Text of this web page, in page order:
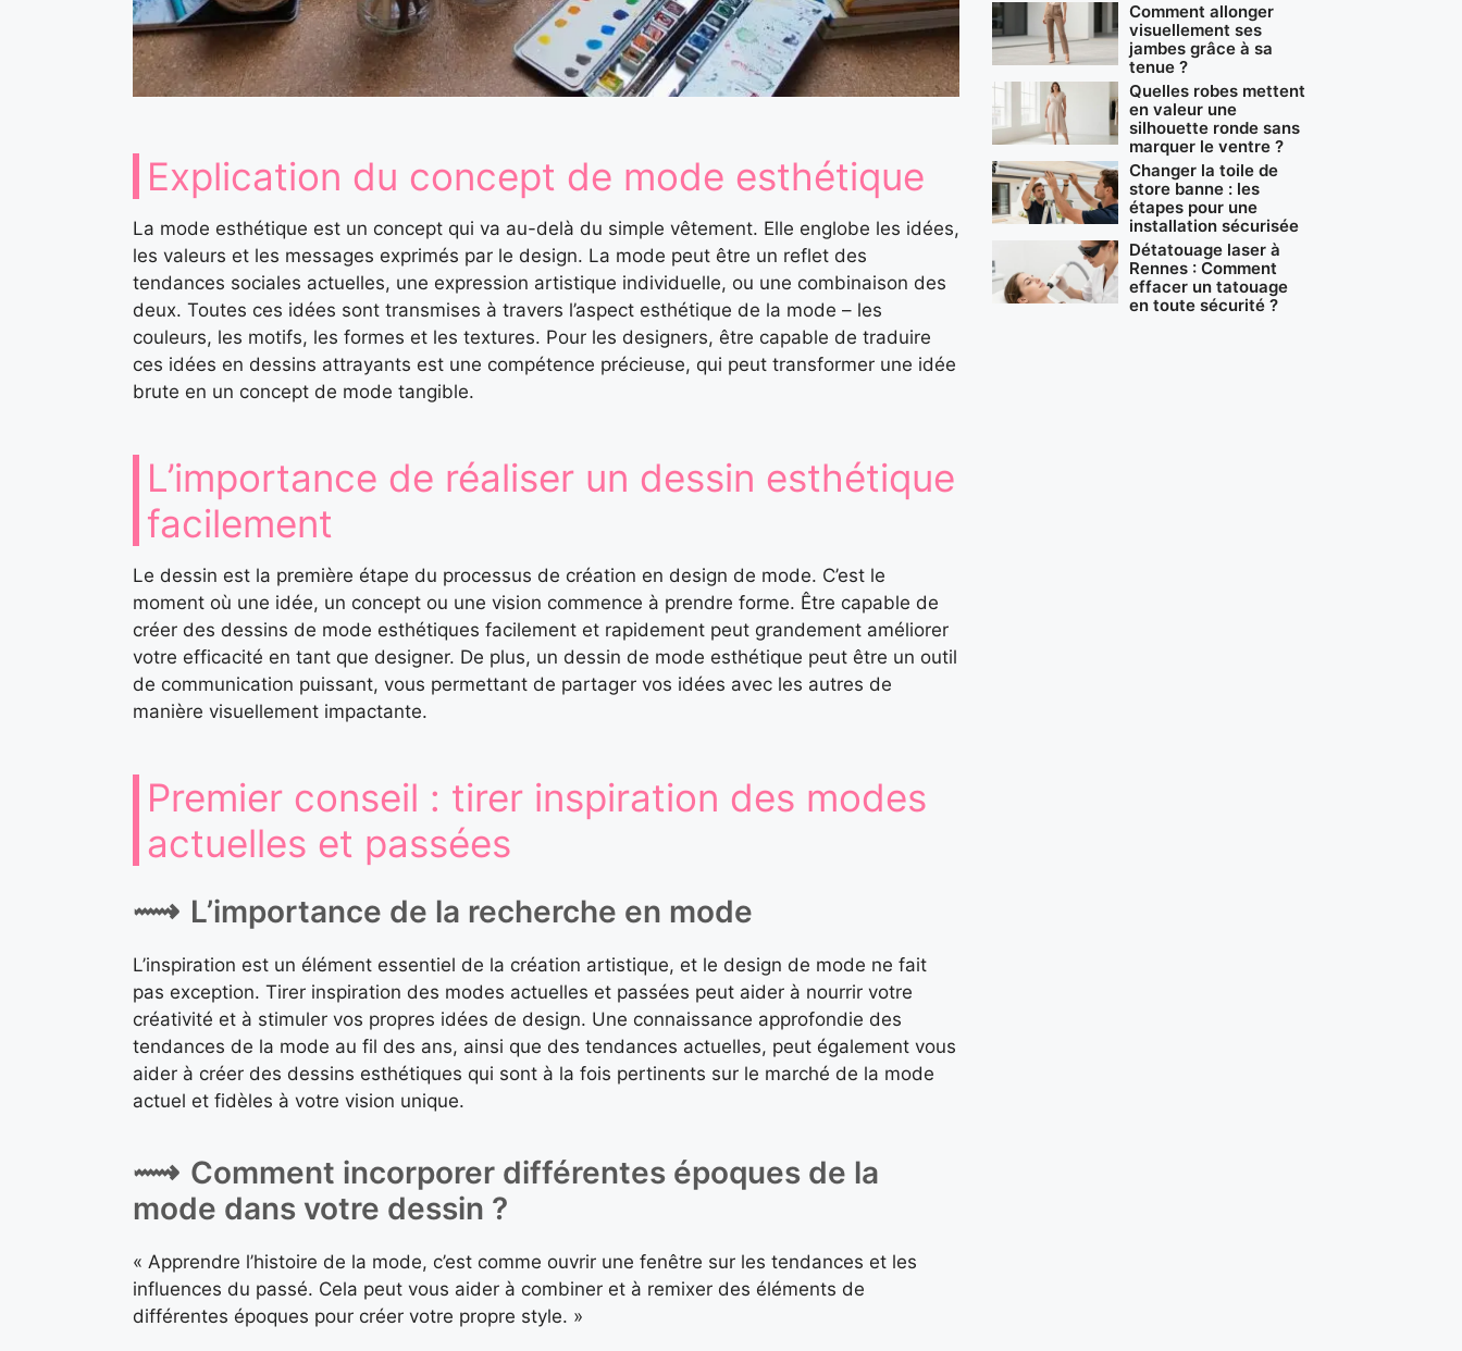
Explication du concept de mode esthétique
La mode esthétique est un concept qui va au-delà du simple vêtement. Elle englobe les idées,
les valeurs et les messages exprimés par le design. La mode peut être un reflet des
tendances sociales actuelles, une expression artistique individuelle, ou une combinaison des
deux. Toutes ces idées sont transmises à travers l’aspect esthétique de la mode – les
couleurs, les motifs, les formes et les textures. Pour les designers, être capable de traduire
ces idées en dessins attrayants est une compétence précieuse, qui peut transformer une idée
brute en un concept de mode tangible.
L’importance de réaliser un dessin esthétique
facilement
Le dessin est la première étape du processus de création en design de mode. C’est le
moment où une idée, un concept ou une vision commence à prendre forme. Être capable de
créer des dessins de mode esthétiques facilement et rapidement peut grandement améliorer
votre efficacité en tant que designer. De plus, un dessin de mode esthétique peut être un outil
de communication puissant, vous permettant de partager vos idées avec les autres de
manière visuellement impactante.
Premier conseil : tirer inspiration des modes
actuelles et passées
L’importance de la recherche en mode
L’inspiration est un élément essentiel de la création artistique, et le design de mode ne fait
pas exception. Tirer inspiration des modes actuelles et passées peut aider à nourrir votre
créativité et à stimuler vos propres idées de design. Une connaissance approfondie des
tendances de la mode au fil des ans, ainsi que des tendances actuelles, peut également vous
aider à créer des dessins esthétiques qui sont à la fois pertinents sur le marché de la mode
actuel et fidèles à votre vision unique.
Comment incorporer différentes époques de la
mode dans votre dessin ?
« Apprendre l’histoire de la mode, c’est comme ouvrir une fenêtre sur les tendances et les
influences du passé. Cela peut vous aider à combiner et à remixer des éléments de
différentes époques pour créer votre propre style. »
Comment allonger
visuellement ses
jambes grâce à sa
tenue ?
Quelles robes mettent
en valeur une
silhouette ronde sans
marquer le ventre ?
Changer la toile de
store banne : les
étapes pour une
installation sécurisée
Détatouage laser à
Rennes : Comment
effacer un tatouage
en toute sécurité ?